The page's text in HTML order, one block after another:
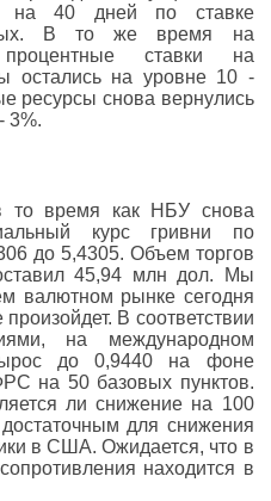
на 40 дней по ставке
В то же время на
ставки на
остались на уровне 10 -
ресурсы снова вернулись
3%.
то время как НБУ снова
курс гривни по
до 5,4305. Объем торгов
45,94 млн дол. Мы
валютном рынке сегодня
В соответствии
на международном
до 0,9440 на фоне
на 50 базовых пунктов.
ли снижение на 100
для снижения
в США. Ожидается, что в
находится в